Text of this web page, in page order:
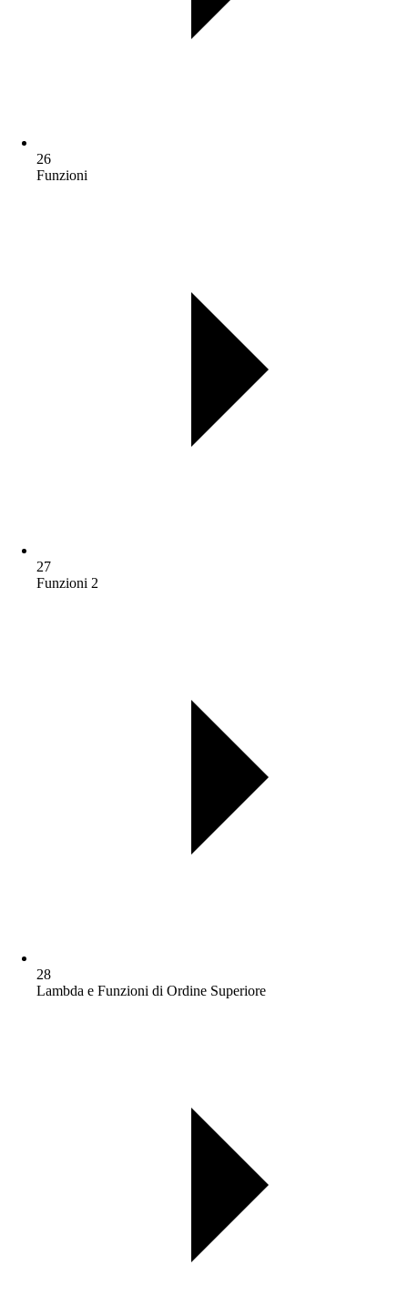
26
Funzioni
27
Funzioni 2
28
Lambda e Funzioni di Ordine Superiore